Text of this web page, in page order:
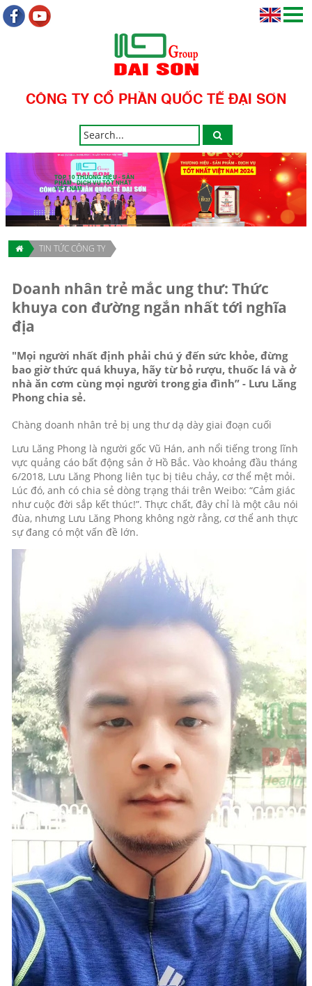
CÔNG TY CỔ PHẦN QUỐC TẾ ĐẠI SƠN
TOP 10 THƯƠNG HIỆU - SẢN
PHẨM - DỊCH VỤ TỐT NHẤT
VIỆT NAM
TIN TỨC CÔNG TY
Doanh nhân trẻ mắc ung thư: Thức
khuya con đường ngắn nhất tới nghĩa
địa
"Mọi người nhất định phải chú ý đến sức khỏe, đừng
bao giờ thức quá khuya, hãy từ bỏ rượu, thuốc lá và ở
nhà ăn cơm cùng mọi người trong gia đình” - Lưu Lăng
Phong chia sẻ.
Chàng doanh nhân trẻ bị ung thư dạ dày giai đoạn cuối
Lưu Lăng Phong là người gốc Vũ Hán, anh nổi tiếng trong lĩnh
vực quảng cáo bất động sản ở Hồ Bắc. Vào khoảng đầu tháng
6/2018, Lưu Lăng Phong liên tục bị tiêu chảy, cơ thể mệt mỏi.
Lúc đó, anh có chia sẻ dòng trạng thái trên Weibo: “Cảm giác
như cuộc đời sắp kết thúc!”. Thực chất, đây chỉ là một câu nói
đùa, nhưng Lưu Lăng Phong không ngờ rằng, cơ thể anh thực
sự đang có một vấn đề lớn.